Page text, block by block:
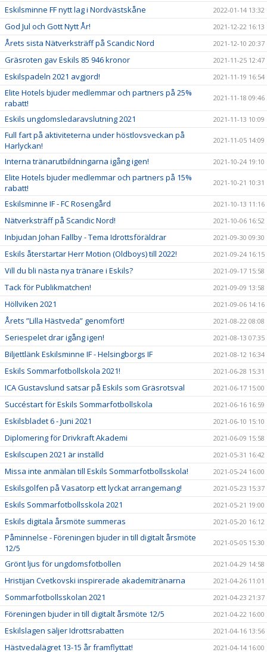
Eskilsminne FF nytt lag i Nordvästskåne 2022-01-14 13:32
God Jul och Gott Nytt År! 2021-12-22 16:13
Årets sista Nätverksträff på Scandic Nord 2021-12-10 20:37
Gräsroten gav Eskils 85 946 kronor 2021-11-25 12:47
Eskilspadeln 2021 avgjord! 2021-11-19 16:54
Elite Hotels bjuder medlemmar och partners på 25%
rabatt!
2021-11-18 09:46
Eskils ungdomsledaravslutning 2021 2021-11-13 10:09
Full fart på aktiviteterna under höstlovsveckan på
Harlyckan!
2021-11-05 14:09
Interna tränarutbildningarna igång igen! 2021-10-24 19:10
Elite Hotels bjuder medlemmar och partners på 15%
rabatt!
2021-10-21 10:31
Eskilsminne IF - FC Rosengård 2021-10-13 11:16
Nätverksträff på Scandic Nord! 2021-10-06 16:52
Inbjudan Johan Fallby - Tema Idrottsföräldrar 2021-09-30 09:30
Eskils återstartar Herr Motion (Oldboys) till 2022! 2021-09-24 16:15
Vill du bli nästa nya tränare i Eskils? 2021-09-17 15:58
Tack för Publikmatchen! 2021-09-09 13:58
Höllviken 2021 2021-09-06 14:16
Årets ”Lilla Hästveda” genomfört! 2021-08-22 08:08
Seriespelet drar igång igen! 2021-08-13 07:35
Biljettlänk Eskilsminne IF - Helsingborgs IF 2021-08-12 16:34
Eskils Sommarfotbollskola 2021! 2021-06-28 15:31
ICA Gustavslund satsar på Eskils som Gräsrotsval 2021-06-17 15:00
Succéstart för Eskils Sommarfotbollskola 2021-06-16 16:59
Eskilsbladet 6 - Juni 2021 2021-06-10 15:10
Diplomering för Drivkraft Akademi 2021-06-09 15:58
Eskilscupen 2021 är inställd 2021-05-31 16:42
Missa inte anmälan till Eskils Sommarfotbollsskola! 2021-05-24 16:00
Eskilsgolfen på Vasatorp ett lyckat arrangemang! 2021-05-23 15:37
Eskils Sommarfotbollsskola 2021 2021-05-21 19:00
Eskils digitala årsmöte summeras 2021-05-20 16:12
Påminnelse - Föreningen bjuder in till digitalt årsmöte
12/5
2021-05-05 15:30
Grönt ljus för ungdomsfotbollen 2021-04-29 14:58
Hristijan Cvetkovski inspirerade akademitränarna 2021-04-26 11:01
Sommarfotbollsskolan 2021 2021-04-23 21:37
Föreningen bjuder in till digitalt årsmöte 12/5 2021-04-22 16:00
Eskilslagen säljer Idrottsrabatten 2021-04-16 13:56
Hästvedalägret 13-15 år framflyttat! 2021-04-14 16:00